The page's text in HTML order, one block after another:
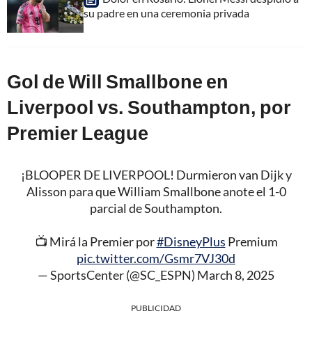
su padre en una ceremonia privada
Gol de Will Smallbone en
Liverpool vs. Southampton, por
Premier League
¡BLOOPER DE LIVERPOOL! Durmieron van Dijk y
Alisson para que William Smallbone anote el 1-0
parcial de Southampton.
📺 Mirá la Premier por#DisneyPlus Premium
pic.twitter.com/Gsmr7VJ30d
— SportsCenter (@SC_ESPN) March 8, 2025
PUBLICIDAD